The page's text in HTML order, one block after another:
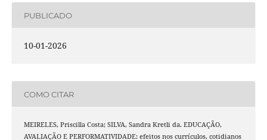
PUBLICADO
10-01-2026
COMO CITAR
MEIRELES, Priscilla Costa; SILVA, Sandra Kretli da. EDUCAÇÃO,
AVALIAÇÃO E PERFORMATIVIDADE: efeitos nos currículos, cotidianos